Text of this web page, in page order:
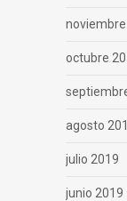
octubre
agosto
julio 2019
junio 2019